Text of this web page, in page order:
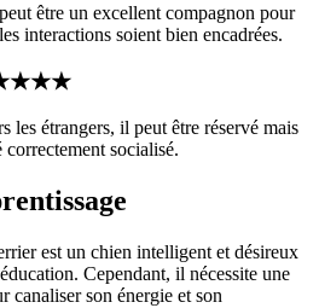
être un excellent compagnon pour
interactions soient bien encadrées.
★★★
les étrangers, il peut être réservé mais
socialisé.
est un chien intelligent et désireux
Cependant, il nécessite une
canaliser son énergie et son